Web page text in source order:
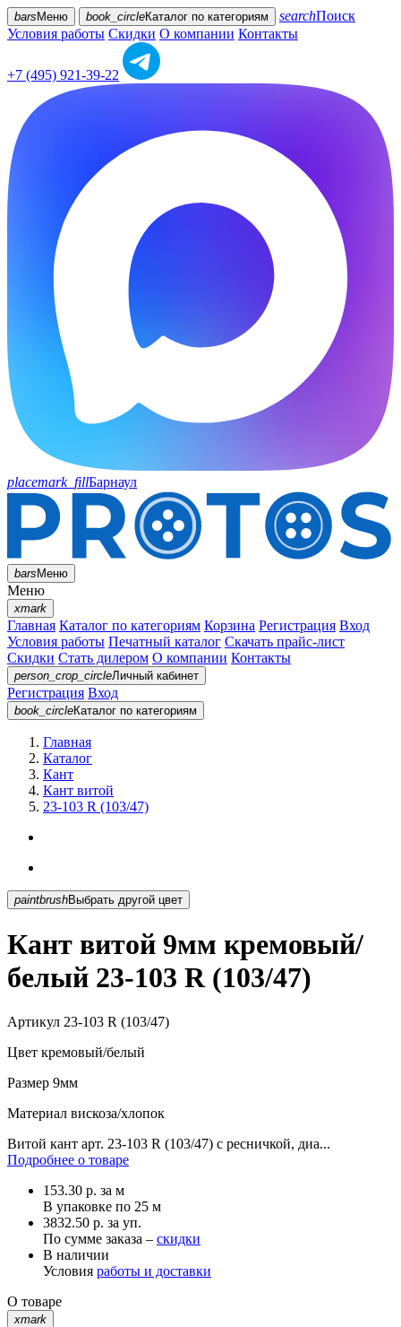
bars Меню book_circleКаталог по категориям searchПоиск
Условия работы Скидки О компании Контакты
+7 (495) 921-39-22
placemark_fillБарнаул
barsМеню
Меню
xmark
Главная Каталог по категориям Корзина Регистрация Вход
Условия работы Печатный каталог Скачать прайс-лист
Скидки Стать дилером О компании Контакты
person_crop_circleЛичный кабинет
Регистрация Вход
book_circleКаталог по категориям
Главная
Каталог
Кант
Кант витой
23-103 R (103/47)
paintbrush Выбрать другой цвет
Кант витой 9мм кремовый/
белый 23-103 R (103/47)
Артикул 23-103 R (103/47)
Цвет кремовый/белый
Размер 9мм
Материал вискоза/хлопок
Витой кант арт. 23-103 R (103/47) с ресничкой, диа...
Подробнее о товаре
153.30 р. за м
В упаковке по 25 м
3832.50 р. за уп.
По сумме заказа – скидки
В наличии
Условия работы и доставки
О товаре
xmark